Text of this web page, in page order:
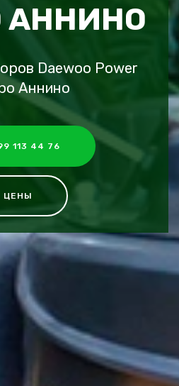
АННИНО
Daewoo Power
Аннино
113 44 76
ЦЕНЫ